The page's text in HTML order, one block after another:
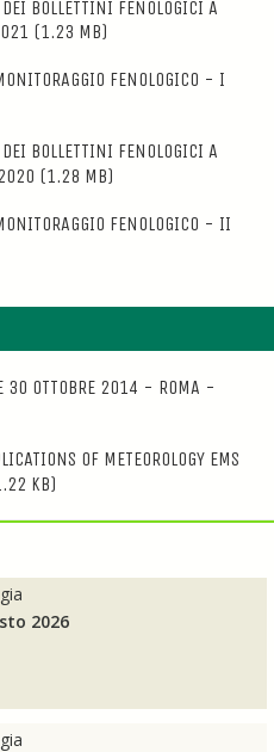
BOLLETTINI FENOLOGICI A
(1.23 MB)
FENOLOGICO - I
BOLLETTINI FENOLOGICI A
(1.28 MB)
FENOLOGICO - II
30 OTTOBRE 2014 - ROMA -
OF METEOROLOGY EMS
KB)
2026